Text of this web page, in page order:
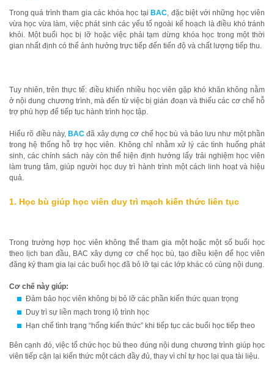
Trong quá trình tham gia các khóa học tạiBAC, đặc biệt với những học viên
vừa học vừa làm, việc phát sinh các yếu tố ngoài kế hoạch là điều khó tránh
khỏi. Một buổi học bị lỡ hoặc việc phải tạm dừng khóa học trong một thời
gian nhất định có thể ảnh hưởng trực tiếp đến tiến độ và chất lượng tiếp thu.
Tuy nhiên, trên thực tế: điều khiến nhiều học viên gặp khó khăn không nằm
ở nội dung chương trình, mà đến từ việc bị gián đoạn và thiếu các cơ chế hỗ
trợ phù hợp để tiếp tục hành trình học tập.
Hiểu rõ điều này,BAC đã xây dựng cơ chế học bù và bảo lưu như một phần
trong hệ thống hỗ trợ học viên. Không chỉ nhằm xử lý các tình huống phát
sinh, các chính sách này còn thể hiện định hướng lấy trải nghiệm học viên
làm trung tâm, giúp người học duy trì hành trình một cách linh hoạt và hiệu
quả.
1. Học bù giúp học viên duy trì mạch kiến thức liên tục
Trong trường hợp học viên không thể tham gia một hoặc một số buổi học
theo lịch ban đầu, BAC xây dựng cơ chế học bù, tạo điều kiện để học viên
đăng ký tham gia lại các buổi học đã bỏ lỡ tại các lớp khác có cùng nội dung.
Cơ chế này giúp:
Đảm bảo học viên không bị bỏ lỡ các phần kiến thức quan trọng
Duy trì sự liền mạch trong lộ trình học
Hạn chế tình trạng “hổng kiến thức” khi tiếp tục các buổi học tiếp theo
Bên cạnh đó, việc tổ chức học bù theo đúng nội dung chương trình giúp học
viên tiếp cận lại kiến thức một cách đầy đủ, thay vì chỉ tự học lại qua tài liệu.